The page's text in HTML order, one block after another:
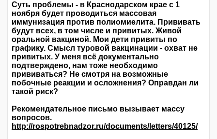
Суть проблемы - в Краснодарском крае с 1
ноября будет проводиться массовая
иммунизация против полиомиелита. Прививать
будут всех, в том числе и привитых. Живой
оральной вакциной. Мои дети привиты по
графику. Смысл туровой вакцинации - охват не
привитых. У меня всё документально
подтверждено, нам тоже необходимо
прививаться? Не смотря на возможные
побочные реакции и осложнения? Оправдан ли
такой риск?
Рекомендательное письмо вызывает массу
вопросов.
http://rospotrebnadzor.ru/documents/letters/40125/